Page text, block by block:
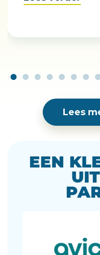
Lees
EEN